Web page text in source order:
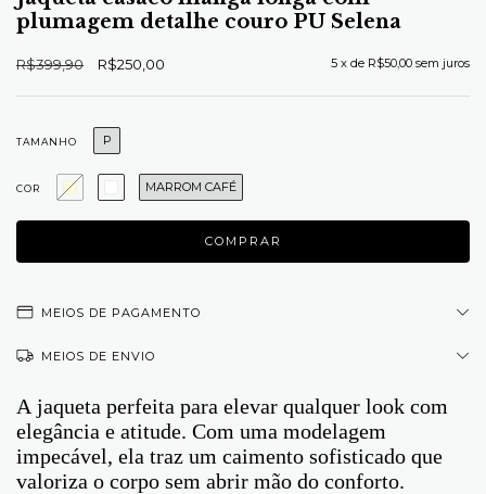
plumagem detalhe couro PU Selena
R$399,90 R$250,00 5 x de R$50,00 sem juros
TAMANHO P
COR MARROM CAFÉ
MEIOS DE PAGAMENTO
MEIOS DE ENVIO
A jaqueta perfeita para elevar qualquer look com
elegância e atitude. Com uma modelagem
impecável, ela traz um caimento sofisticado que
valoriza o corpo sem abrir mão do conforto.